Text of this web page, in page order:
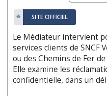
SITE OFFICIEL
Le Médiateur intervient
services clients de SNCF
ou des Chemins de Fer
Elle examine les
confidentielle, dans un